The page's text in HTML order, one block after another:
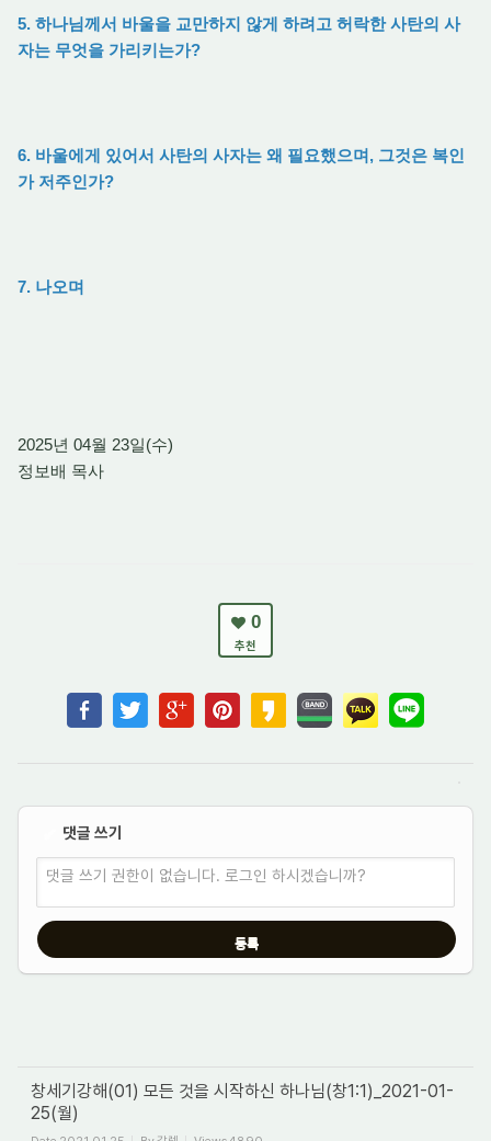
5. 하나님께서 바울을 교만하지 않게 하려고 허락한 사탄의 사
자는 무엇을 가리키는가?
6. 바울에게 있어서 사탄의 사자는 왜 필요했으며, 그것은 복인
가 저주인가?
7. 나오며
2025년 04월 23일(수)
정보배 목사
0
추천
댓글 쓰기
댓글 쓰기 권한이 없습니다. 로그인 하시겠습니까?
창세기강해(01) 모든 것을 시작하신 하나님(창1:1)_2021-01-
25(월)